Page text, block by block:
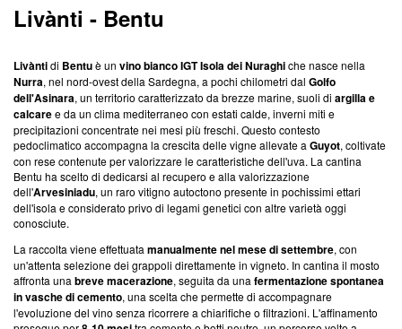
Livànti - Bentu
Livàntidi Bentuè un vino bianco IGT Isola dei Nuraghiche nasce nella
Nurra, nel nord-ovest della Sardegna, a pochi chilometri dal Golfo
dell'Asinara, un territorio caratterizzato da brezze marine, suoli di argilla e
calcaree da un clima mediterraneo con estati calde, inverni miti e
precipitazioni concentrate nei mesi più freschi. Questo contesto
pedoclimatico accompagna la crescita delle vigne allevate a Guyot, coltivate
con rese contenute per valorizzare le caratteristiche dell'uva. La cantina
Bentu ha scelto di dedicarsi al recupero e alla valorizzazione
dell'Arvesiniadu, un raro vitigno autoctono presente in pochissimi ettari
dell'isola e considerato privo di legami genetici con altre varietà oggi
conosciute.
La raccolta viene effettuata manualmente nel mese di settembre, con
un'attenta selezione dei grappoli direttamente in vigneto. In cantina il mosto
affronta una breve macerazione, seguita da una fermentazione spontanea
in vasche di cemento, una scelta che permette di accompagnare
l'evoluzione del vino senza ricorrere a chiarifiche o filtrazioni. L'affinamento